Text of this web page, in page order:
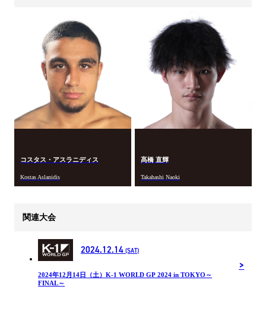
コスタス・アスラニディス
Kostas Aslanidis
髙橋 直輝
Takahashi Naoki
関連大会
2024.12.14 (SAT)
2024年12⽉14⽇（土）K-1 WORLD GP 2024 in TOKYO～
FINAL～